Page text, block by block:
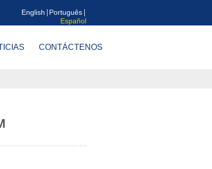
English
Português
Español
CONTÁCTENOS